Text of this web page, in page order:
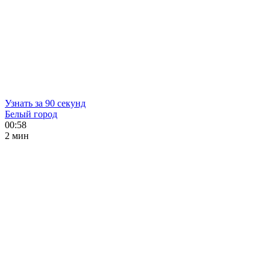
Узнать за 90 секунд
Белый город
00:58
2 мин